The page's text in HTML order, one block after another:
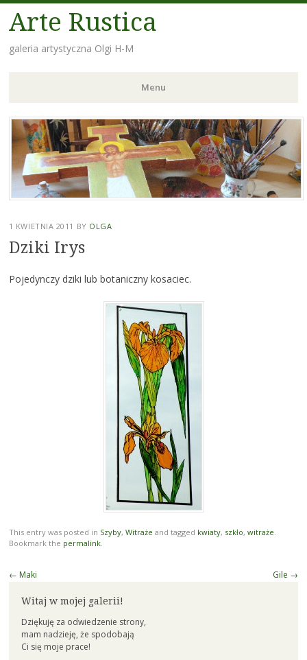
Arte Rustica
galeria artystyczna Olgi H-M
Menu
Skip
to
content
1 KWIETNIA 2011 BY OLGA
Dziki Irys
Pojedynczy dziki lub botaniczny kosaciec.
This entry was posted in Szyby, Witraże and tagged kwiaty, szkło, witraże
Bookmark the permalink.
Post
← Maki Gile →
Witaj w mojej galerii!
Dziękuję za odwiedzenie strony,
mam nadzieję, że spodobają
Ci się moje prace!